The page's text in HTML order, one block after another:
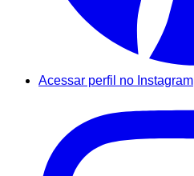
Acessar perfil no Instagram